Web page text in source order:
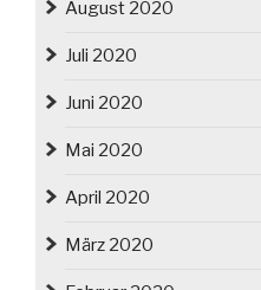
August 2020
Juli 2020
Juni 2020
Mai 2020
April 2020
März 2020